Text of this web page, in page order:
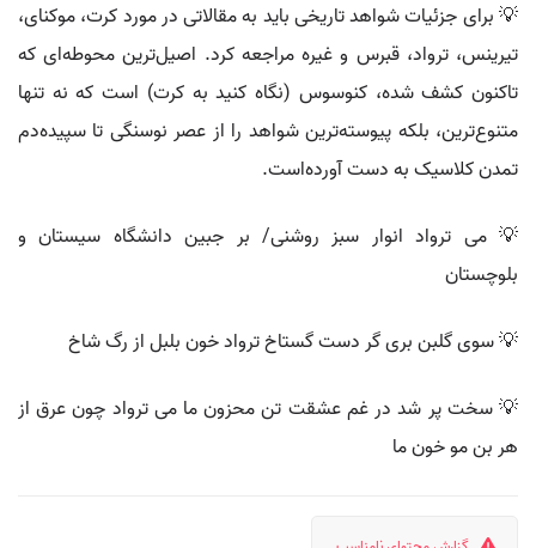
💡 برای جزئیات شواهد تاریخی باید به مقالاتی در مورد کرت، موکنای،
تیرینس، ترواد، قبرس و غیره مراجعه کرد. اصیل‌ترین محوطه‌ای که
تاکنون کشف شده، کنوسوس (نگاه کنید به کرت) است که نه تنها
متنوع‌ترین، بلکه پیوسته‌ترین شواهد را از عصر نوسنگی تا سپیده‌دم
تمدن کلاسیک به دست آورده‌است.
💡 می ترواد انوار سبز روشنی/ بر جبین دانشگاه سیستان و
بلوچستان
💡 سوی گلبن بری گر دست گستاخ ترواد خون بلبل از رگ شاخ
💡 سخت پر شد در غم عشقت تن محزون ما می ترواد چون عرق از
هر بن مو خون ما